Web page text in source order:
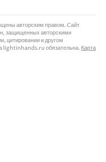
авторским правом. Cайт
защищенных авторскими
цитировании и другом
lightinhands.ru обязательна. Карта